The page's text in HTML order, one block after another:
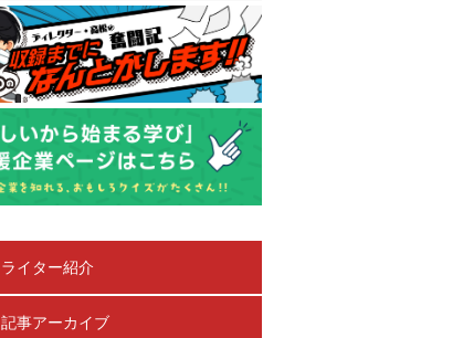
ライター紹介
記事アーカイブ